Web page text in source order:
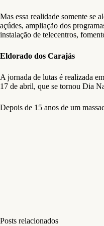
Mas essa realidade somente se
açúdes, ampliação dos
instalação de telecentros,
Eldorado dos Carajás
A jornada de lutas é realizada
17 de abril, que se tornou Dia
Depois de 15 anos de um
Posts relacionados